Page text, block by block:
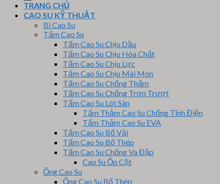
TRANG CHỦ
CAO SU KỸ THUẬT
Bi Cao Su
Tấm Cao Su
Tấm Cao Su Chịu Dầu
Tấm Cao Su Chịu Hóa Chất
Tấm Cao Su Chịu Lực
Tấm Cao Su Chịu Mài Mòn
Tấm Cao Su Chống Thấm
Tấm Cao Su Chống Trơn Trượt
Tấm Cao Su Lót Sàn
Tấm Thảm Cao Su Chống Tĩnh Điện
Tấm Thảm Cao Su EVA
Tấm Cao Su Bố Vải
Tấm Cao Su Bố Thép
Tấm Cao Su Chống Va Đập
Cao Su Ốp Cột
Ống Cao Su
Ống Cao Su Bố Thép